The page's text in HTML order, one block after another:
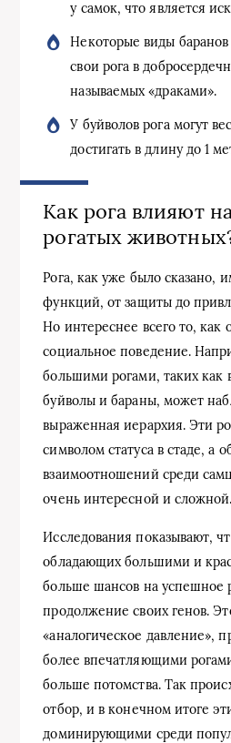
у самок, что является
Некоторые виды баранов
свои рога в
называемых «драками».
У буйволов рога могут
достигать в длину до 1
Как рога влияют
рогатых
Рога, как уже было сказано,
функций, от защиты до
Но интереснее всего то, как
социальное поведение.
большими рогами, таких
буйволы и бараны, может
выраженная иерархия. Эти
символом статуса в стаде, а
взаимоотношений среди
очень интересной и сложной.
Исследования показывают,
обладающих большими и
больше шансов на успешное
продолжение своих генов.
«аналогическое давление»,
более впечатляющими
больше потомства. Так
отбор, и в конечном итоге
доминирующими среди